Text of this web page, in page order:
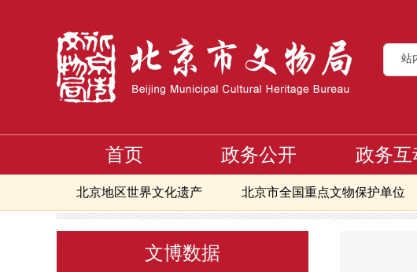
站
首页 政务公开 政务互
北京地区世界文化遗产 北京市全国重点文物保护单位
北京市地下文物埋藏区 北京地区备案且正常开放博物馆
北京市可移动文物修复资质单位信息
首页>文博数据>北京市市级以上文物保护单位保护范围及建设
文博数据